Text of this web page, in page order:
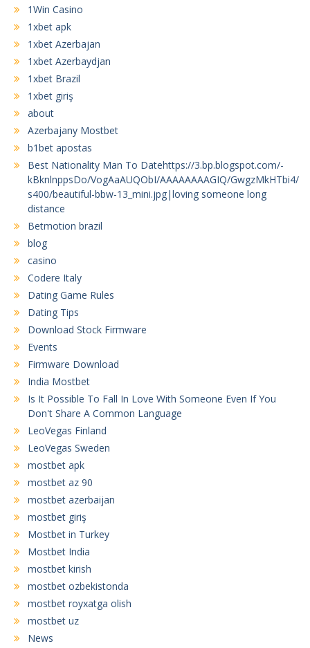
1Win Casino
1xbet apk
1xbet Azerbajan
1xbet Azerbaydjan
1xbet Brazil
1xbet giriş
about
Azerbajany Mostbet
b1bet apostas
Best Nationality Man To Datehttps://3.bp.blogspot.com/-
kBknlnppsDo/VogAaAUQObI/AAAAAAAAGIQ/GwgzMkHTbi4/
s400/beautiful-bbw-13_mini.jpg|loving someone long
distance
Betmotion brazil
blog
casino
Codere Italy
Dating Game Rules
Dating Tips
Download Stock Firmware
Events
Firmware Download
India Mostbet
Is It Possible To Fall In Love With Someone Even If You
Don't Share A Common Language
LeoVegas Finland
LeoVegas Sweden
mostbet apk
mostbet az 90
mostbet azerbaijan
mostbet giriş
Mostbet in Turkey
Mostbet India
mostbet kirish
mostbet ozbekistonda
mostbet royxatga olish
mostbet uz
News